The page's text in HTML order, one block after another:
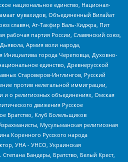
национальное единство, Национал-
мувахидов, Объединенный Вилайат
славян, Ат-Такфир Валь-Хиджра, Пит
рабочая партия России, Славянский союз,
Армия воли народа,
Инициатива города Череповца, Духовно-
единство, Древнерусской
Староверов-Инглингов, Русский
против нелегальной иммиграции,
и о религиозных объединениях, Омская
движения Русское
Братство, Клуб Болельщиков
Мусульманская религиозная
Коренного Русского народа
УНА - УНСО, Украинская
Бандеры, Братство, Белый Крест,